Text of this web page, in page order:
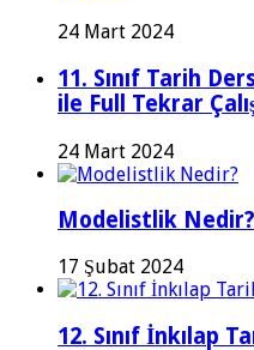
24 Mart 2024
11. Sınıf Tarih
ile Full Tekrar
24 Mart 2024
Modelistlik Nedir?
17 Şubat 2024
12. Sınıf İnkılap